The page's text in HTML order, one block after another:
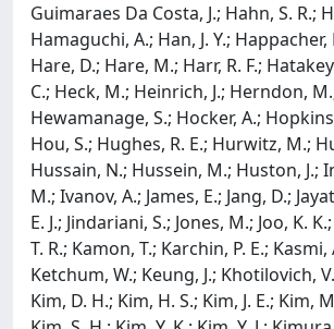
Guimaraes Da Costa, J.; Hahn, S. R.;
Hamaguchi, A.; Han, J. Y.; Happacher,
Hare, D.; Hare, M.; Harr, R. F.;
C.; Heck, M.; Heinrich, J.; Herndon,
Hewamanage, S.; Hocker, A.;
Hou, S.; Hughes, R. E.; Hurwitz, M.;
Hussain, N.; Hussein, M.; Huston, J.;
M.; Ivanov, A.; James, E.; Jang, D.;
E. J.; Jindariani, S.; Jones, M.; Joo, K.
T. R.; Kamon, T.; Karchin, P. E.; Kasmi,
Ketchum, W.; Keung, J.; Khotilovich,
Kim, D. H.; Kim, H. S.; Kim, J. E.; Kim,